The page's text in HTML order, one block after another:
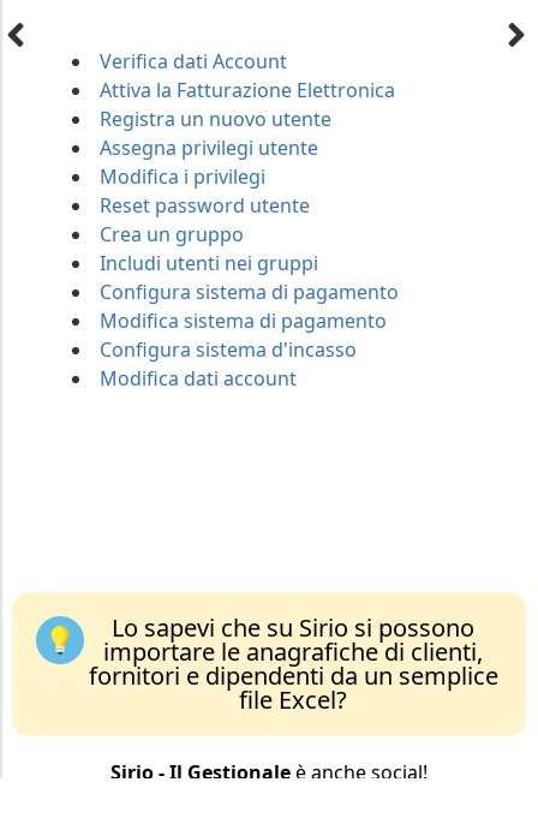
Verifica dati Account
Attiva la Fatturazione Elettronica
Registra un nuovo utente
Assegna privilegi utente
Modifica i privilegi
Reset password utente
Crea un gruppo
Includi utenti nei gruppi
Configura sistema di pagamento
Modifica sistema di pagamento
Configura sistema d'incasso
Modifica dati account
Lo sapevi che su Sirio si possono
importare le anagrafiche di clienti,
fornitori e dipendenti da un semplice
file Excel?
Sirio - Il Gestionaleè anche social!